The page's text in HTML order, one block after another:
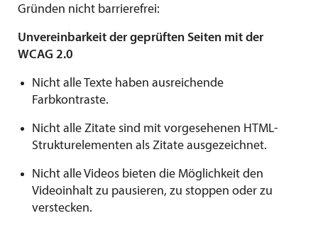
Gründen nicht barrierefrei:
Unvereinbarkeit der geprüften Seiten mit der
WCAG 2.0
Nicht alle Texte haben ausreichende
Farbkontraste.
Nicht alle Zitate sind mit vorgesehenen HTML-
Strukturelementen als Zitate ausgezeichnet.
Nicht alle Videos bieten die Möglichkeit den
Videoinhalt zu pausieren, zu stoppen oder zu
verstecken.